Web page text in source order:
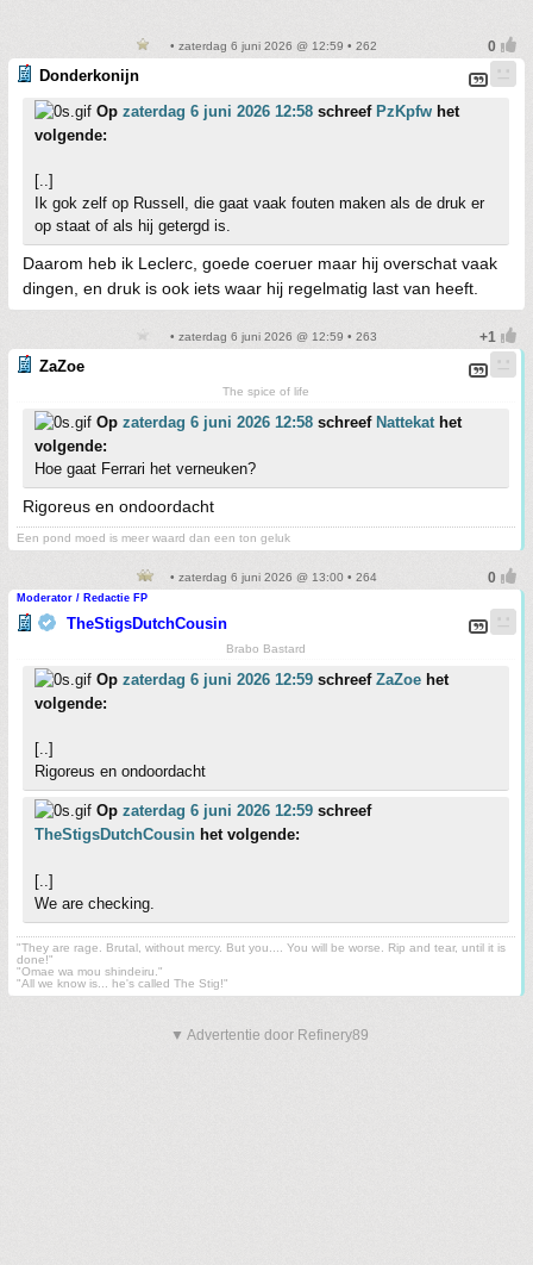
• zaterdag 6 juni 2026 @ 12:59 • 262
Donderkonijn
Op zaterdag 6 juni 2026 12:58 schreef PzKpfw het
volgende:
[..]
Ik gok zelf op Russell, die gaat vaak fouten maken als de druk er
op staat of als hij getergd is.
Daarom heb ik Leclerc, goede coeruer maar hij overschat vaak
dingen, en druk is ook iets waar hij regelmatig last van heeft.
• zaterdag 6 juni 2026 @ 12:59 • 263
ZaZoe
The spice of life
Op zaterdag 6 juni 2026 12:58 schreef Nattekathet
volgende:
Hoe gaat Ferrari het verneuken?
Rigoreus en ondoordacht
Een pond moed is meer waard dan een ton geluk
• zaterdag 6 juni 2026 @ 13:00 • 264
Moderator / Redactie FP
TheStigsDutchCousin
Brabo Bastard
Op zaterdag 6 juni 2026 12:59 schreef ZaZoe het
volgende:
[..]
Rigoreus en ondoordacht
Op zaterdag 6 juni 2026 12:59 schreef
TheStigsDutchCousin het volgende:
[..]
We are checking.
"They are rage. Brutal, without mercy. But you.... You will be worse. Rip and tear, until it is
done!"
"Omae wa mou shindeiru."
"All we know is... he's called The Stig!"
▼ Advertentie door Refinery89